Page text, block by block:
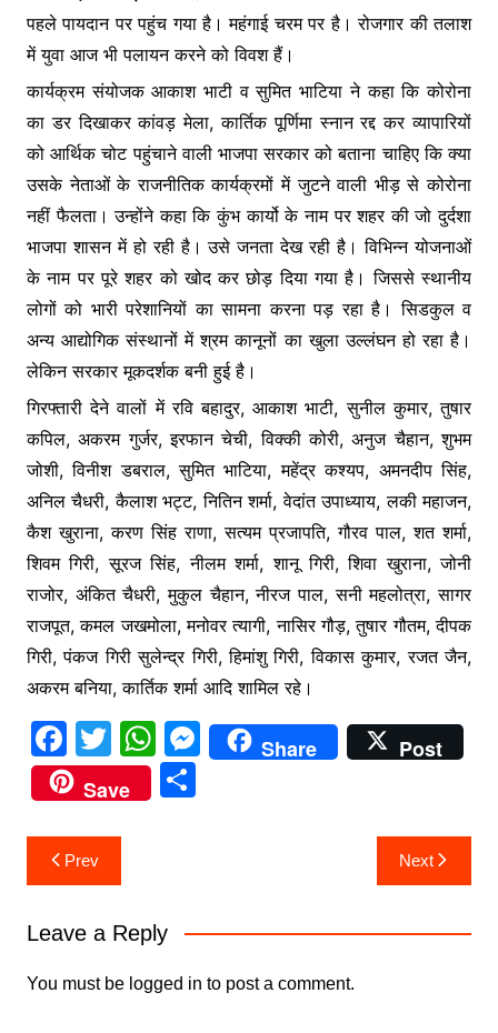
पहले पायदान पर पहुंच गया है। महंगाई चरम पर है। रोजगार की तलाश
में युवा आज भी पलायन करने को विवश हैं।
कार्यक्रम संयोजक आकाश भाटी व सुमित भाटिया ने कहा कि कोरोना
का डर दिखाकर कांवड़ मेला, कार्तिक पूर्णिमा स्नान रद्द कर व्यापारियों
को आर्थिक चोट पहुंचाने वाली भाजपा सरकार को बताना चाहिए कि क्या
उसके नेताओं के राजनीतिक कार्यक्रमों में जुटने वाली भीड़ से कोरोना
नहीं फैलता। उन्होंने कहा कि कुंभ कार्यो के नाम पर शहर की जो दुर्दशा
भाजपा शासन में हो रही है। उसे जनता देख रही है। विभिन्न योजनाओं
के नाम पर पूरे शहर को खोद कर छोड़ दिया गया है। जिससे स्थानीय
लोगों को भारी परेशानियों का सामना करना पड़ रहा है। सिडकुल व
अन्य आद्योगिक संस्थानों में श्रम कानूनों का खुला उल्लंघन हो रहा है।
लेकिन सरकार मूकदर्शक बनी हुई है।
गिरफ्तारी देने वालों में रवि बहादुर, आकाश भाटी, सुनील कुमार, तुषार
कपिल, अकरम गुर्जर, इरफान चेची, विक्की कोरी, अनुज चैहान, शुभम
जोशी, विनीश डबराल, सुमित भाटिया, महेंद्र कश्यप, अमनदीप सिंह,
अनिल चैधरी, कैलाश भट्ट, नितिन शर्मा, वेदांत उपाध्याय, लकी महाजन,
कैश खुराना, करण सिंह राणा, सत्यम प्रजापति, गौरव पाल, शत शर्मा,
शिवम गिरी, सूरज सिंह, नीलम शर्मा, शानू गिरी, शिवा खुराना, जोनी
राजोर, अंकित चैधरी, मुकुल चैहान, नीरज पाल, सनी महलोत्रा, सागर
राजपूत, कमल जखमोला, मनोवर त्यागी, नासिर गौड़, तुषार गौतम, दीपक
गिरी, पंकज गिरी सुलेन्द्र गिरी, हिमांशु गिरी, विकास कुमार, रजत जैन,
अकरम बनिया, कार्तिक शर्मा आदि शामिल रहे।
F
a
c
e
b
o
k
T
w
itt
er
W
h
at
p
p
M
e
er
Share
Post
Save
S
Post
navigation
Prev Next
Leave a Reply
You must be logged in to post a comment.